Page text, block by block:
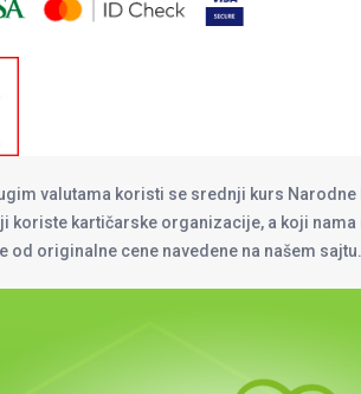
valutama koristi se srednji kurs
koriste kartičarske organizacije, a koji nama
originalne cene navedene na našem sajtu.